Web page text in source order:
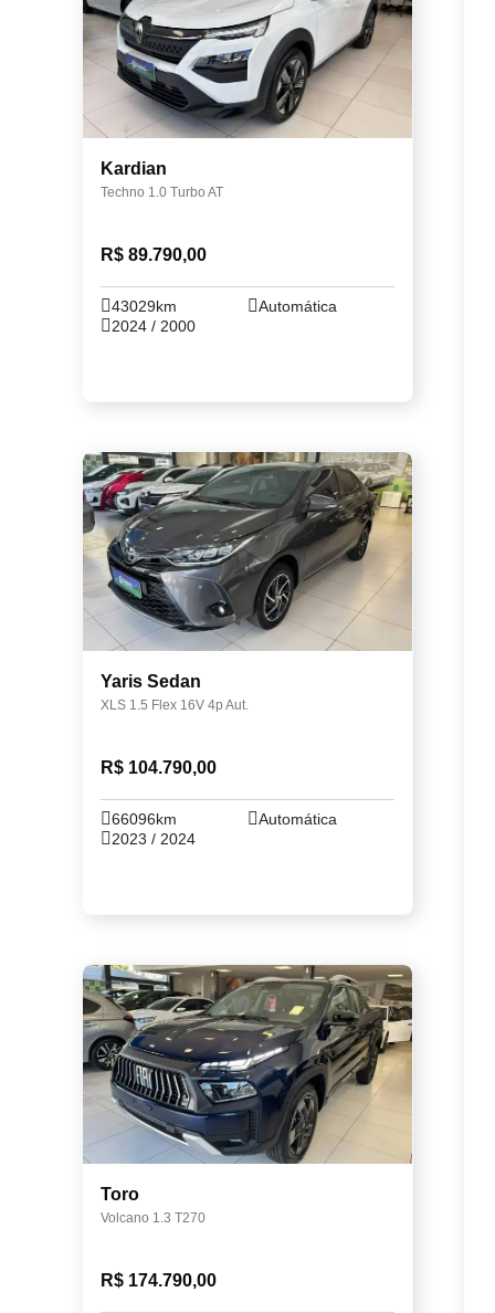
Kardian
Techno 1.0 Turbo AT
R$ 89.790,00
43029km
Automática
2024 / 2000
Yaris Sedan
XLS 1.5 Flex 16V 4p Aut.
R$ 104.790,00
66096km
Automática
2023 / 2024
Toro
Volcano 1.3 T270
R$ 174.790,00